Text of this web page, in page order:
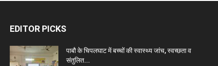
EDITOR PICKS
पाबौ के चिपलघाट में बच्चों की स्वास्थ्य जांच, स्वच्छता व
संतुलित...